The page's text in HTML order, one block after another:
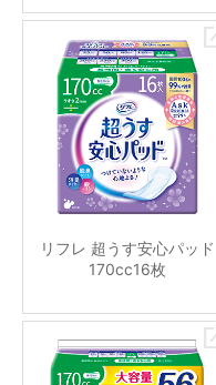
リフレ 超うす安心パッド
170cc16枚